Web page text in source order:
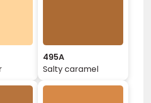
495A
Salty caramel